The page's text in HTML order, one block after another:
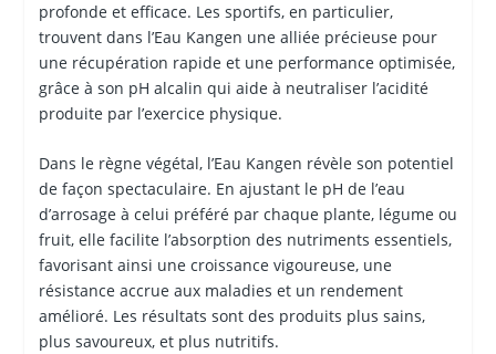
profonde et efficace. Les sportifs, en particulier,
trouvent dans l’Eau Kangen une alliée précieuse pour
une récupération rapide et une performance optimisée,
grâce à son pH alcalin qui aide à neutraliser l’acidité
produite par l’exercice physique.
Dans le règne végétal, l’Eau Kangen révèle son potentiel
de façon spectaculaire. En ajustant le pH de l’eau
d’arrosage à celui préféré par chaque plante, légume ou
fruit, elle facilite l’absorption des nutriments essentiels,
favorisant ainsi une croissance vigoureuse, une
résistance accrue aux maladies et un rendement
amélioré. Les résultats sont des produits plus sains,
plus savoureux, et plus nutritifs.